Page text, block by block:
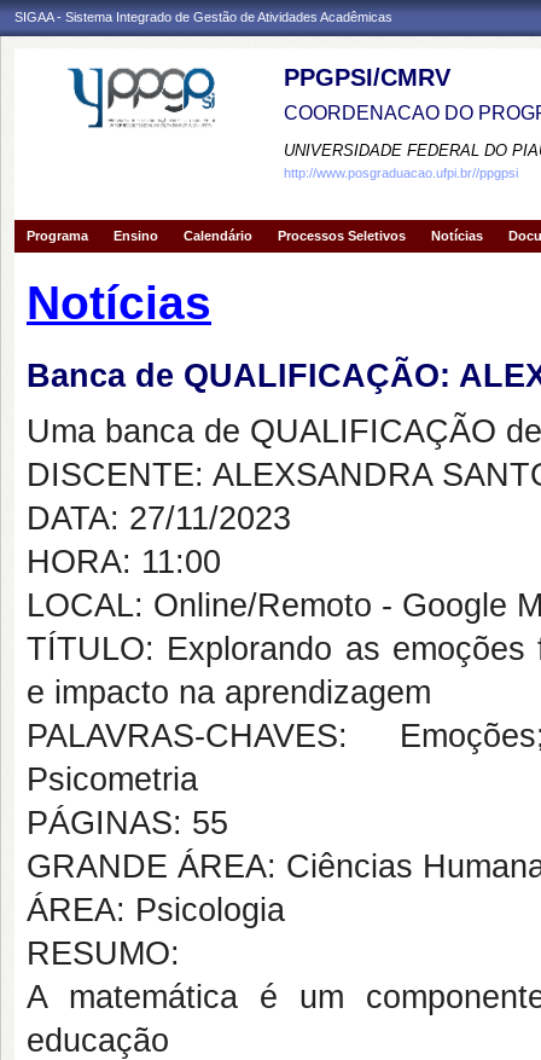
SIGAA - Sistema Integrado de Gestão de Atividades Acadêmicas
PPGPSI/CMRV
COORDENACAO DO
UNIVERSIDADE FEDERAL DO
http://www.posgraduacao.ufpi.br//ppgpsi
Programa Ensino Calendário Processos Seletivos Notícias
Notícias
Banca de QUALIFICAÇÃO:
Uma banca de QUALIFICAÇÃO
DISCENTE: ALEXSANDRA
DATA: 27/11/2023
HORA: 11:00
LOCAL: Online/Remoto - Google
TÍTULO: Explorando as
e impacto na aprendizagem
PALAVRAS-CHAVES:
Psicometria
PÁGINAS: 55
GRANDE ÁREA: Ciências
ÁREA: Psicologia
RESUMO:
A matemática é um
educação